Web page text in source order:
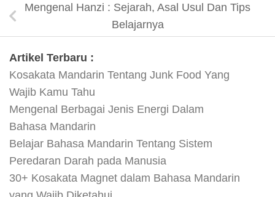
Mengenal Hanzi : Sejarah, Asal Usul Dan Tips
Belajarnya
Artikel Terbaru :
Kosakata Mandarin Tentang Junk Food Yang
Wajib Kamu Tahu
Mengenal Berbagai Jenis Energi Dalam
Bahasa Mandarin
Belajar Bahasa Mandarin Tentang Sistem
Peredaran Darah pada Manusia
30+ Kosakata Magnet dalam Bahasa Mandarin